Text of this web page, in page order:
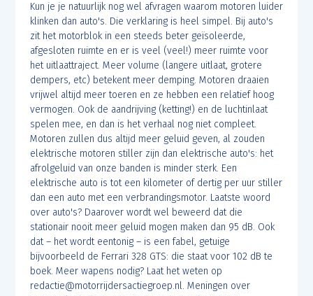
Kun je je natuurlijk nog wel afvragen waarom motoren luider
klinken dan auto's. Die verklaring is heel simpel. Bij auto's
zit het motorblok in een steeds beter geïsoleerde,
afgesloten ruimte en er is veel (veel!) meer ruimte voor
het uitlaattraject. Meer volume (langere uitlaat, grotere
dempers, etc) betekent meer demping. Motoren draaien
vrijwel altijd meer toeren en ze hebben een relatief hoog
vermogen. Ook de aandrijving (ketting!) en de luchtinlaat
spelen mee, en dan is het verhaal nog niet compleet.
Motoren zullen dus altijd meer geluid geven, al zouden
elektrische motoren stiller zijn dan elektrische auto's: het
afrolgeluid van onze banden is minder sterk. Een
elektrische auto is tot een kilometer of dertig per uur stiller
dan een auto met een verbrandingsmotor. Laatste woord
over auto's? Daarover wordt wel beweerd dat die
stationair nooit meer geluid mogen maken dan 95 dB. Ook
dat – het wordt eentonig – is een fabel, getuige
bijvoorbeeld de Ferrari 328 GTS: die staat voor 102 dB te
boek. Meer wapens nodig? Laat het weten op
redactie@motorrijdersactiegroep.nl. Meningen over